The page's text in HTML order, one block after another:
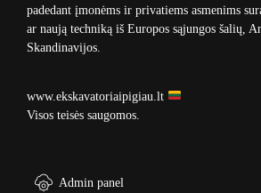
padedant įmonėms ir privatiems asmenims
ar naują techniką iš Europos sąjungos šalių,
Skandinavijos.
www.ekskavatoriaipigiau.lt
Visos teisės saugomos.
Admin panel